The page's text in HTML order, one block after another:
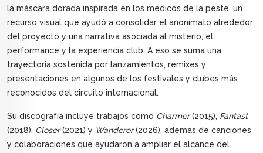
la máscara dorada inspirada en los médicos de la peste, un
recurso visual que ayudó a consolidar el anonimato alrededor
del proyecto y una narrativa asociada al misterio, el
performance y la experiencia club. A eso se suma una
trayectoria sostenida por lanzamientos, remixes y
presentaciones en algunos de los festivales y clubes más
reconocidos del circuito internacional.
Su discografía incluye trabajos como Charmer(2015), Fantast
(2018), Closer(2021) y Wanderer(2026), además de canciones
y colaboraciones que ayudaron a ampliar el alcance del